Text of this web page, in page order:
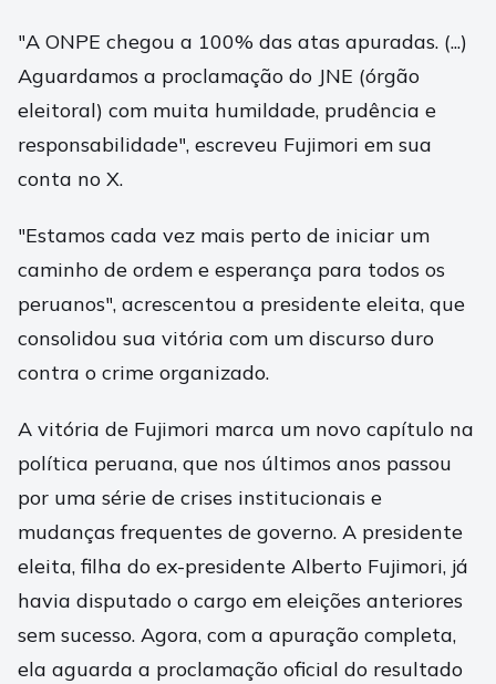
"A ONPE chegou a 100% das atas apuradas. (...)
Aguardamos a proclamação do JNE (órgão
eleitoral) com muita humildade, prudência e
responsabilidade", escreveu Fujimori em sua
conta no X.
"Estamos cada vez mais perto de iniciar um
caminho de ordem e esperança para todos os
peruanos", acrescentou a presidente eleita, que
consolidou sua vitória com um discurso duro
contra o crime organizado.
A vitória de Fujimori marca um novo capítulo na
política peruana, que nos últimos anos passou
por uma série de crises institucionais e
mudanças frequentes de governo. A presidente
eleita, filha do ex-presidente Alberto Fujimori, já
havia disputado o cargo em eleições anteriores
sem sucesso. Agora, com a apuração completa,
ela aguarda a proclamação oficial do resultado